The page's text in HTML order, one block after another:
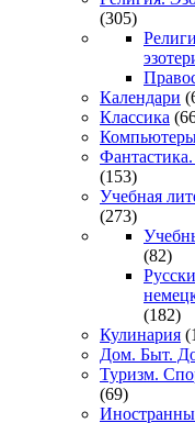
(305)
Календари
Классика
(153)
Учебная
(273)
(82)
(182)
Кулинария
Дом. Быт.
Туризм.
(69)